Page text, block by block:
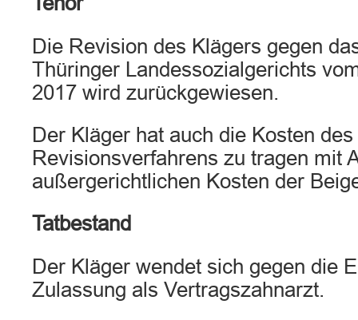
Die Revision des Klägers gegen
Thüringer Landessozialgerichts
2017 wird zurückgewiesen.
Der Kläger hat auch die Kosten des
Revisionsverfahrens zu tragen mit
außergerichtlichen Kosten der
Tatbestand
Der Kläger wendet sich gegen die
Zulassung als Vertragszahnarzt.